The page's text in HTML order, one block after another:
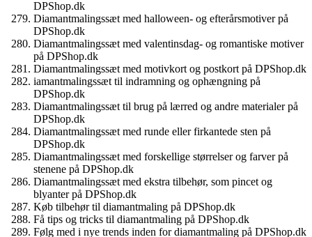
DPShop.dk
Diamantmalingssæt med halloween- og efterårsmotiver på
DPShop.dk
Diamantmalingssæt med valentinsdag- og romantiske motiver
på DPShop.dk
Diamantmalingssæt med motivkort og postkort på DPShop.dk
iamantmalingssæt til indramning og ophængning på
DPShop.dk
Diamantmalingssæt til brug på lærred og andre materialer på
DPShop.dk
Diamantmalingssæt med runde eller firkantede sten på
DPShop.dk
Diamantmalingssæt med forskellige størrelser og farver på
stenene på DPShop.dk
Diamantmalingssæt med ekstra tilbehør, som pincet og
blyanter på DPShop.dk
Køb tilbehør til diamantmaling på DPShop.dk
Få tips og tricks til diamantmaling på DPShop.dk
Følg med i nye trends inden for diamantmaling på DPShop.dk